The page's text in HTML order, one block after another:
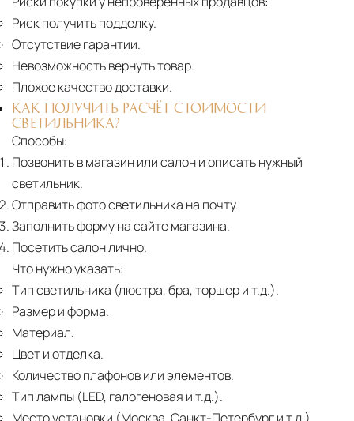
Риск получить подделку.
Отсутствие гарантии.
Невозможность вернуть товар.
Плохое качество доставки.
КАК ПОЛУЧИТЬ РАСЧЁТ СТОИМОСТИ
СВЕТИЛЬНИКА?
Способы:
Позвонить в магазин или салон и описать нужный
светильник.
Отправить фото светильника на почту.
Заполнить форму на сайте магазина.
Посетить салон лично.
Что нужно указать:
Тип светильника (люстра, бра, торшер и т.д.).
Размер и форма.
Материал.
Цвет и отделка.
Количество плафонов или элементов.
Тип лампы (LED, галогеновая и т.д.).